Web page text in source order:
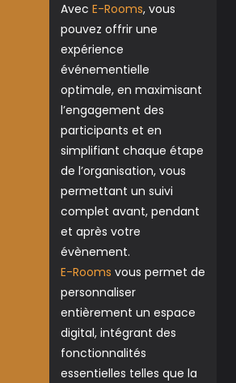
Avec E-Rooms, vous
pouvez offrir une
expérience
événementielle
optimale, en maximisant
l’engagement des
participants et en
simplifiant chaque étape
de l’organisation, vous
permettant un suivi
complet avant, pendant
et après votre
évènement.
E-Rooms vous permet de
personnaliser
entièrement un espace
digital, intégrant des
fonctionnalités
essentielles telles que la